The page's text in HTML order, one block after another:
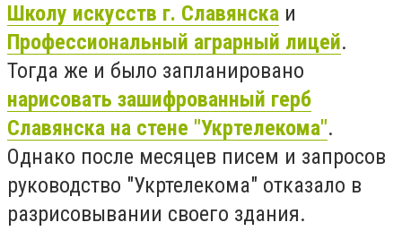
Школу искусств г. Славянска и
Профессиональный аграрный лицей.
Тогда же и было запланировано
нарисовать зашифрованный герб
Славянска на стене "Укртелекома".
Однако после месяцев писем и запросов
руководство "Укртелекома" отказало в
разрисовывании своего здания.